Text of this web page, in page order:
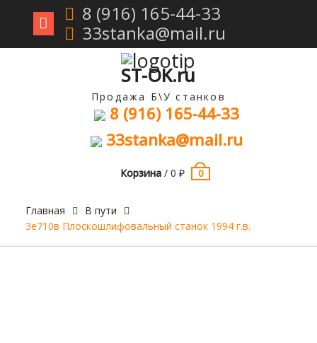
Перейти
8 (916) 165-44-33
33stanka@mail.ru
ST-OK.ru
Продажа Б\У станков
8 (916) 165-44-33
33stanka@mail.ru
Корзина/ 0 ₽ 0
Главная
В пути
3е710в Плоскошлифовальный станок 1994 г.в.